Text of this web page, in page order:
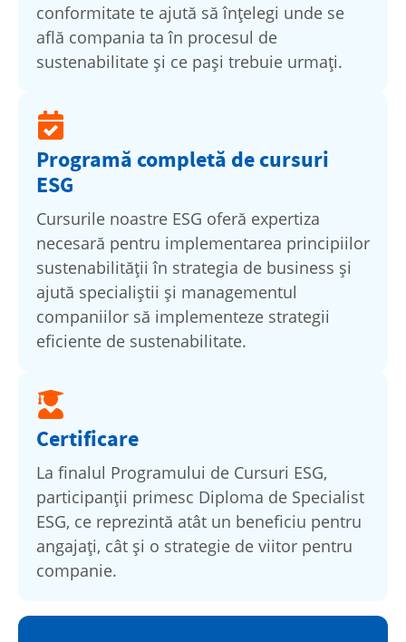
conformitate te ajută să înțelegi unde se
află compania ta în procesul de
sustenabilitate și ce pași trebuie urmați.
Programă completă de cursuri
ESG
Cursurile noastre ESG oferă expertiza
necesară pentru implementarea principiilor
sustenabilității în strategia de business și
ajută specialiștii și managementul
companiilor să implementeze strategii
eficiente de sustenabilitate.
Certificare
La finalul Programului de Cursuri ESG,
participanții primesc Diploma de Specialist
ESG, ce reprezintă atât un beneficiu pentru
angajați, cât și o strategie de viitor pentru
companie.